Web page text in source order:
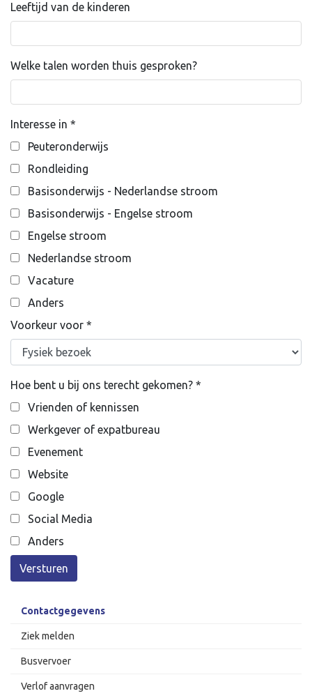
Leeftijd van de kinderen
Welke talen worden thuis gesproken?
Interesse in *
Peuteronderwijs
Rondleiding
Basisonderwijs - Nederlandse stroom
Basisonderwijs - Engelse stroom
Engelse stroom
Nederlandse stroom
Vacature
Anders
Voorkeur voor *
Hoe bent u bij ons terecht gekomen? *
Vrienden of kennissen
Werkgever of expatbureau
Evenement
Website
Google
Social Media
Anders
Versturen
Contactgegevens
Ziek melden
Busvervoer
Verlof aanvragen